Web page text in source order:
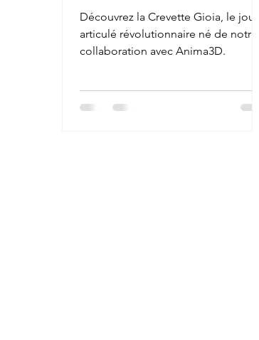
l’Aquariophilie en
Aventure Ludique !
Découvrez la Crevette Gioia, le jouet
articulé révolutionnaire né de notre
collaboration avec Anima3D.